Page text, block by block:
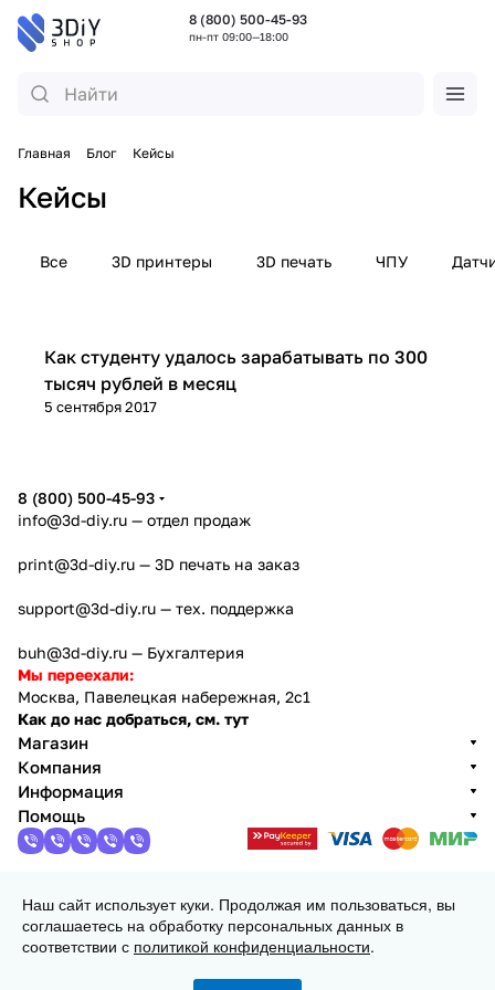
8 (800) 500-45-93
пн-пт 09:00—18:00
Главная Блог Кейсы
Кейсы
Все 3D принтеры 3D печать ЧПУ
Кейсы
5 сентября 2017
Как студенту удалось зарабатывать по 300
тысяч рублей в месяц
8 (800) 500-45-93
info@3d-diy.ru — отдел продаж
print@3d-diy.ru — 3D печать на заказ
support@3d-diy.ru — тех. поддержка
buh@3d-diy.ru — Бухгалтерия
Мы переехали:
Москва, Павелецкая набережная, 2с1
Как до нас добраться, см. тут
Магазин
Компания
Информация
Помощь
2013 - 2026 © 3DiY (Тридиай) - интернет-магазин
комплектующих для 3D принтеров, ЧПУ станков и
робототехники
Наш сайт использует куки. Продолжая им пользоваться, вы
соглашаетесь на обработку персональных данных в
соответствии с политикой конфиденциальности.